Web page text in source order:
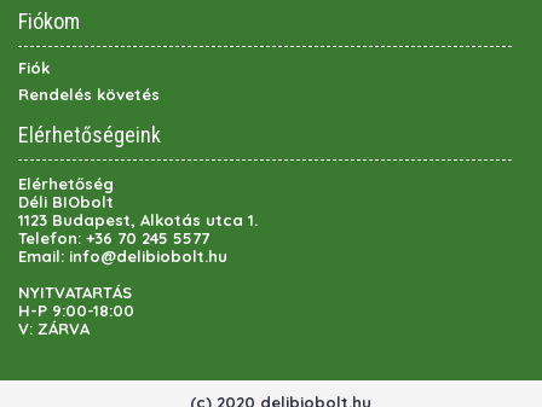
Fiókom
Fiók
Rendelés követés
Elérhetőségeink
Elérhetőség
Déli BIObolt
1123 Budapest, Alkotás utca 1.
Telefon: +36 70 245 5577
Email: info@delibiobolt.hu
NYITVATARTÁS
H-P 9:00-18:00
V: ZÁRVA
(c) 2020 delibiobolt.hu